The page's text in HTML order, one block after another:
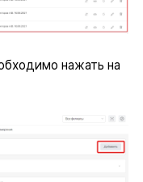
нажать на